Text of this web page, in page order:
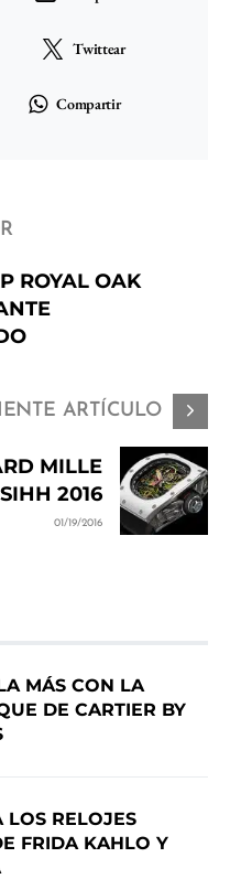
Twittear
Compartir
ROYAL OAK
ARTÍCULO
MILLE
SIHH 2016
01/19/2016
MÁS CON LA
DE CARTIER BY
LOS RELOJES
FRIDA KAHLO Y